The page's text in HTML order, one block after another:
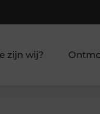
zijn wij?